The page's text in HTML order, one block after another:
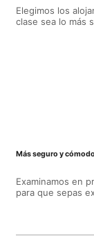
Elegimos los
clase sea lo más
Más seguro y cómodo
Examinamos en
para que sepas